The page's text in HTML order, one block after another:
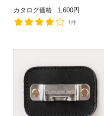
カタログ価格
1,600円
1件